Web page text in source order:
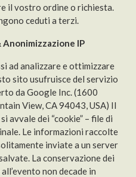
il vostro ordine o richiesta.
ceduti a terzi.
IP
ad analizzare e ottimizzare
sito usufruisce del servizio
da Google Inc. (1600
View, CA 94043, USA) Il
avvale dei “cookie” – file di
Le informazioni raccolte
inviate a un server
La conservazione dei
non decade in